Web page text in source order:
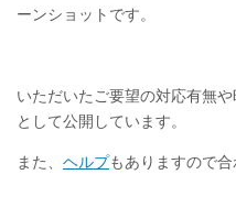
ーンショットです。
いただいたご要望の対応有無や
として公開しています。
また、 ヘルプもありますので合